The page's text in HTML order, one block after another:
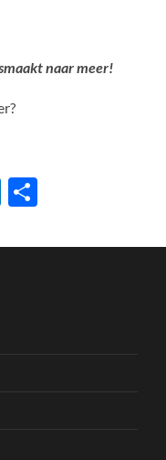
naar meer!
LinkedIn